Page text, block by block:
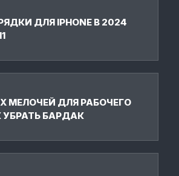
ДЛЯ IPHONE В 2024
МЕЛОЧЕЙ ДЛЯ РАБОЧЕГО
БАРДАК